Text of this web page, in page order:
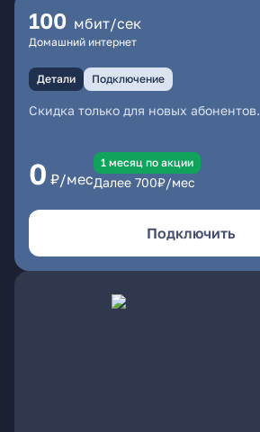
100 мбит/сек
Домашний интернет
Детали Подключение
Скидка только для новых абонентов.
0 ₽/мес
1 месяц по акции
Далее 700₽/мес
Подключить